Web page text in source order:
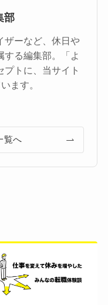
部
ザーなど、休日や
する編集部。「よ
プトに、当サイト
ます。
覧へ